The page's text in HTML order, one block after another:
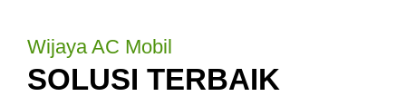
Wijaya AC Mobil
SOLUSI TERBAIK